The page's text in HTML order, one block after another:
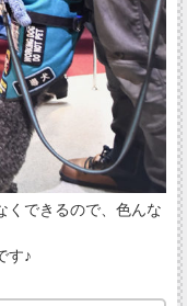
くできるので、色んな
す♪